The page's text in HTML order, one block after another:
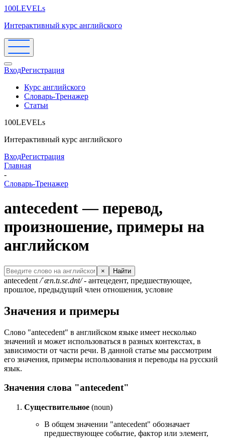
100LEVELs
Интерактивный курс английского
ВходРегистрация
Курс английского
Словарь-Тренажер
Статьи
100LEVELs
Интерактивный курс английского
ВходРегистрация
Главная
-
Словарь-Тренажер
antecedent — перевод,
произношение, примеры на
английском
× Найти
antecedent /ˈæn.tɪ.sɛ.dnt/- антецедент, предшествующее,
прошлое, предыдущий член отношения, условие
Значения и примеры
Слово "antecedent" в английском языке имеет несколько
значений и может использоваться в разных контекстах, в
зависимости от части речи. В данной статье мы рассмотрим
его значения, примеры использования и переводы на русский
язык.
Значения слова "antecedent"
Существительное (noun)
В общем значении "antecedent" обозначает
предшествующее событие, фактор или элемент,